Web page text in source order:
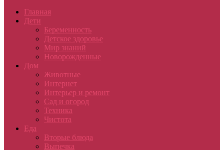
Главная
Дети
Беременность
Детское здоровье
Мир знаний
Новорожденные
Дом
Животные
Интернет
Интерьер и ремонт
Сад и огород
Техника
Чистота
Еда
Вторые блюда
Выпечка